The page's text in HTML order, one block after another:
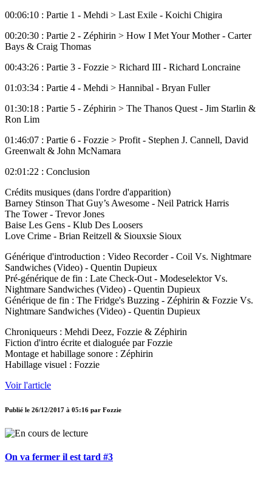
00:06:10 : Partie 1 - Mehdi > Last Exile - Koichi Chigira
00:20:30 : Partie 2 - Zéphirin > How I Met Your Mother - Carter
Bays & Craig Thomas
00:43:26 : Partie 3 - Fozzie > Richard III - Richard Loncraine
01:03:34 : Partie 4 - Mehdi > Hannibal - Bryan Fuller
01:30:18 : Partie 5 - Zéphirin > The Thanos Quest - Jim Starlin &
Ron Lim
01:46:07 : Partie 6 - Fozzie > Profit - Stephen J. Cannell, David
Greenwalt & John McNamara
02:01:22 : Conclusion
Crédits musiques (dans l'ordre d'apparition)
Barney Stinson That Guy’s Awesome - Neil Patrick Harris
The Tower - Trevor Jones
Baise Les Gens - Klub Des Loosers
Love Crime - Brian Reitzell & Siouxsie Sioux
Générique d'introduction : Video Recorder - Coil Vs. Nightmare
Sandwiches (Video) - Quentin Dupieux
Pré-générique de fin : Late Check-Out - Modeselektor Vs.
Nightmare Sandwiches (Video) - Quentin Dupieux
Générique de fin : The Fridge's Buzzing - Zéphirin & Fozzie Vs.
Nightmare Sandwiches (Video) - Quentin Dupieux
Chroniqueurs : Mehdi Deez, Fozzie & Zéphirin
Fiction d'intro écrite et dialoguée par Fozzie
Montage et habillage sonore : Zéphirin
Habillage visuel : Fozzie
Voir l'article
Publié le 26/12/2017 à 05:16 par Fozzie
On va fermer il est tard #3